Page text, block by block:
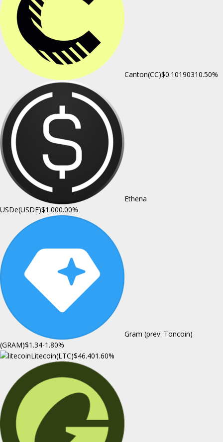
Canton(CC)$0.10190310.50%
Ethena
USDe(USDE)$1.000.00%
Gram (prev. Toncoin)
(GRAM)$1.34-1.80%
Litecoin(LTC)$46.401.60%